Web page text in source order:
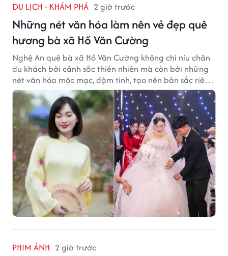
DU LỊCH - KHÁM PHÁ 2 giờ trước
Những nét văn hóa làm nên vẻ đẹp quê
hương bà xã Hồ Văn Cường
Nghệ An quê bà xã Hồ Văn Cường không chỉ níu chân
du khách bởi cảnh sắc thiên nhiên mà còn bởi những
nét văn hóa mộc mạc, đậm tình, tạo nên bản sắc riêng
của vùng đất xứ Nghệ.
PHIM ẢNH 2 giờ trước